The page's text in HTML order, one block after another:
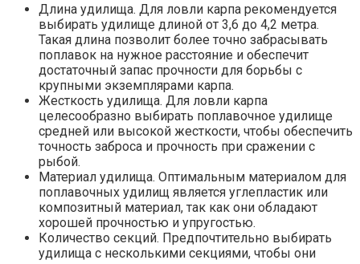
Длина удилища. Для ловли карпа рекомендуется
выбирать удилище длиной от 3,6 до 4,2 метра.
Такая длина позволит более точно забрасывать
поплавок на нужное расстояние и обеспечит
достаточный запас прочности для борьбы с
крупными экземплярами карпа.
Жесткость удилища. Для ловли карпа
целесообразно выбирать поплавочное удилище
средней или высокой жесткости, чтобы обеспечить
точность заброса и прочность при сражении с
рыбой.
Материал удилища. Оптимальным материалом для
поплавочных удилищ является углепластик или
композитный материал, так как они обладают
хорошей прочностью и упругостью.
Количество секций. Предпочтительно выбирать
удилища с несколькими секциями, чтобы они